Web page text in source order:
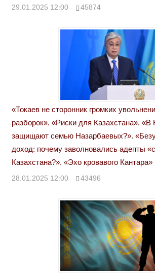
29.01.2025 12:00 45874
«Токаев не сторонник громких
разборок». «Риски для Казахстана». «В
защищают семью Назарбаевых?».
доход: почему заволновались адепты
Казахстана?». «Эхо кровавого Кантара»
28.01.2025 12:00 43496